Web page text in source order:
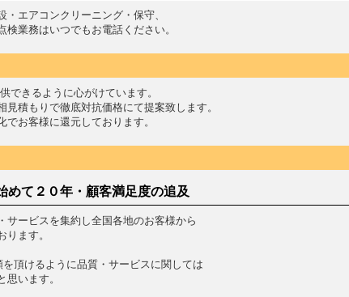
エアコンクリーニング・保守、
業務はいつでもお電話ください。
できるように心がけています。
積もりで徹底対抗価格にて提案致します。
お客様に還元しております。
て２０年・顧客満足度の追及
ービスを集約し全国各地のお客様から
ます。
頂けるように品質・サービスに関しては
います。